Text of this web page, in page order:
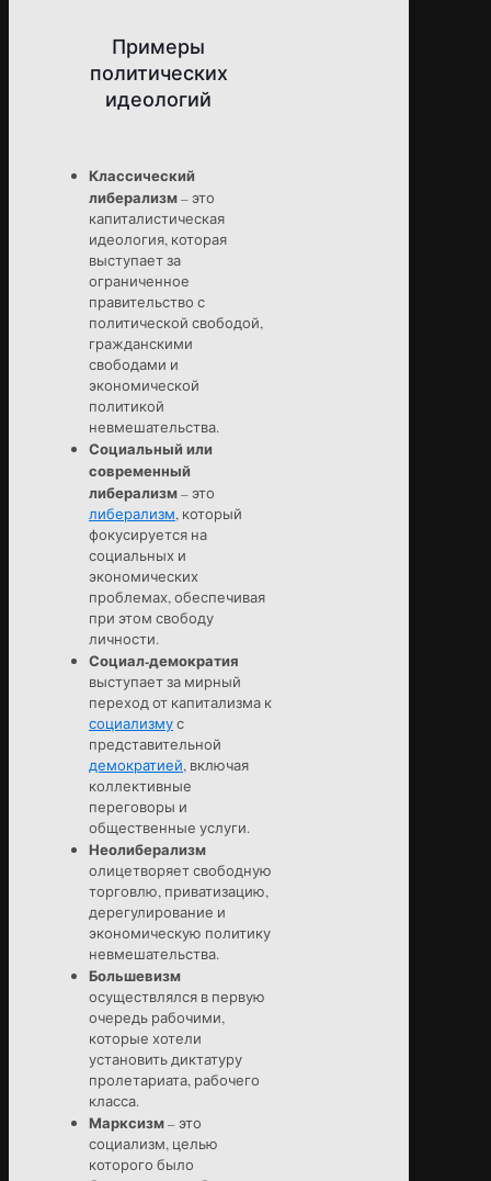
Примеры
политических
идеологий
Классический
либерализм– это
капиталистическая
идеология, которая
выступает за
ограниченное
правительство с
политической свободой,
гражданскими
свободами и
экономической
политикой
невмешательства.
Социальный или
современный
либерализм– это
либерализм, который
фокусируется на
социальных и
экономических
проблемах, обеспечивая
при этом свободу
личности.
Социал-демократия
выступает за мирный
переход от капитализма к
социализмус
представительной
демократией, включая
коллективные
переговоры и
общественные услуги.
Неолиберализм
олицетворяет свободную
торговлю, приватизацию,
дерегулирование и
экономическую политику
невмешательства.
Большевизм
осуществлялся в первую
очередь рабочими,
которые хотели
установить диктатуру
пролетариата, рабочего
класса.
Марксизм– это
социализм, целью
которого было